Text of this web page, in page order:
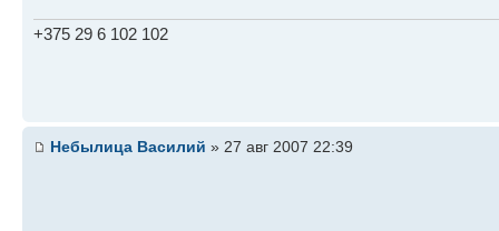
+375 29 6 102 102
Небылица Василий » 27 авг 2007 22:39